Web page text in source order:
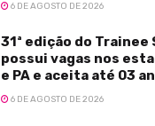
6 DE AGOSTO DE 2026
31ª edição do
possui vagas nos
e PA e aceita até 03
6 DE AGOSTO DE 2026